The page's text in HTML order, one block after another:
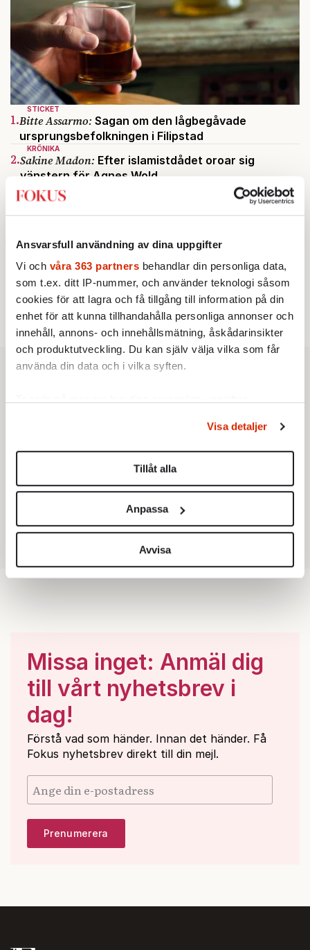
Ansvarsfull användning av dina uppgifter
Vi och våra 363 partners behandlar din personliga data,
som t.ex. ditt IP-nummer, och använder teknologi såsom
cookies för att lagra och få tillgång till information på din
enhet för att kunna tillhandahålla personliga annonser och
innehåll, annons- och innehållsmätning, åskådarinsikter
och produktutveckling. Du kan själv välja vilka som får
använda din data och i vilka syften.
Du kan ändra eller dra tillbaka ditt samtycke när som
helst från cookie-förklaringen.
Vi använder enhetsidentifierare för att anpassa innehållet
för sociala medier och analysera vår trafik. Vi
vidarebefordrar även sådana identifierare och annan
information från din enhet till de sociala medier och
annons- och analysföretag som vi samarbetar med.
Dessa kan i sin tur kombinera informationen med annan
Visa detaljer
Tillåt alla
Anpassa
Avvisa
STICKET
1.Bitte Assarmo: Sagan om den lågbegåvade
ursprungsbefolkningen i Filipstad
KRÖNIKA
2.Sakine Madon: Efter islamistdådet oroar sig
vänstern för Agnes Wold
3.Därför liknar Putin både tsaren och Stalin
STICKET
Johan Romin:
KRÖNIKA
6.Johan Hakelius:DN-rubriken visar vad som sägs
mellan raderna
Missa inget: Anmäl dig
till vårt nyhetsbrev i
dag!
Förstå vad som händer. Innan det händer. Få
Fokus nyhetsbrev direkt till din mejl.